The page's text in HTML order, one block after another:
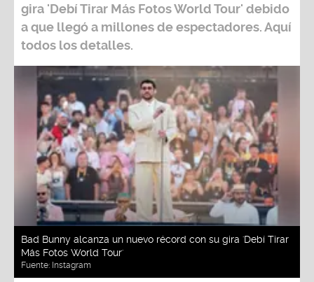
gira 'Debí Tirar Más Fotos World Tour' debido
a que llegó a millones de espectadores. Aquí
todos los detalles.
Bad Bunny alcanza un nuevo récord con su gira 'Debí Tirar
Más Fotos World Tour'
Fuente: Instagram